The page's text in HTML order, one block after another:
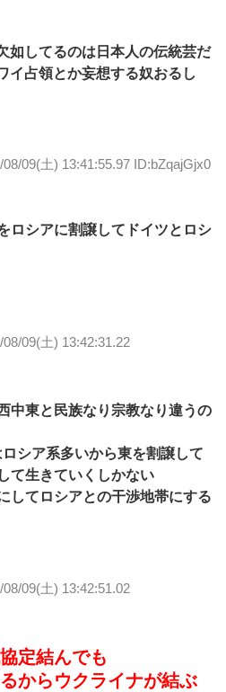
如してるのは日本人の伝統芸だ
イ占領とか妄想する奴おるし
08/09(土) 13:41:55.97 ID:bZqajGjx0
ロシアに割譲してドイツとロシ
08/09(土) 13:42:31.22
中東と民族なり宗教なり違うの
シア系多いから東を割譲して
て生きていくしかない
してロシアとの干渉地帯にする
08/09(土) 13:42:51.02
定結んでも
からウクライナが結ぶ